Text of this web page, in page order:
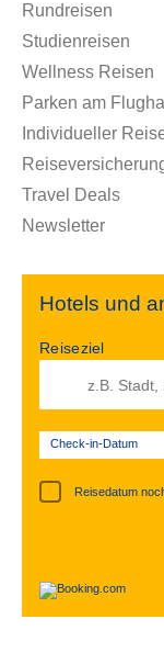
Rundreisen
Studienreisen
Wellness Reisen
Parken am
Individueller
Travel Deals
Newsletter
Hotels und
Reiseziel
Check-in-Datum
Reisedatum